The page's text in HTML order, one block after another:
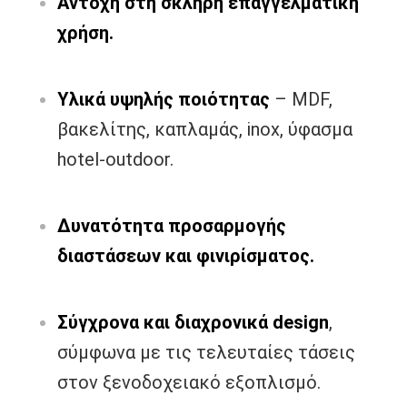
χρήση.
Υλικά υψηλής ποιότητας – MDF,
βακελίτης, καπλαμάς, inox, ύφασμα
hotel-outdoor.
Δυνατότητα προσαρμογής
διαστάσεων και φινιρίσματος.
Σύγχρονα και διαχρονικά design,
σύμφωνα με τις τελευταίες τάσεις
στον ξενοδοχειακό εξοπλισμό.